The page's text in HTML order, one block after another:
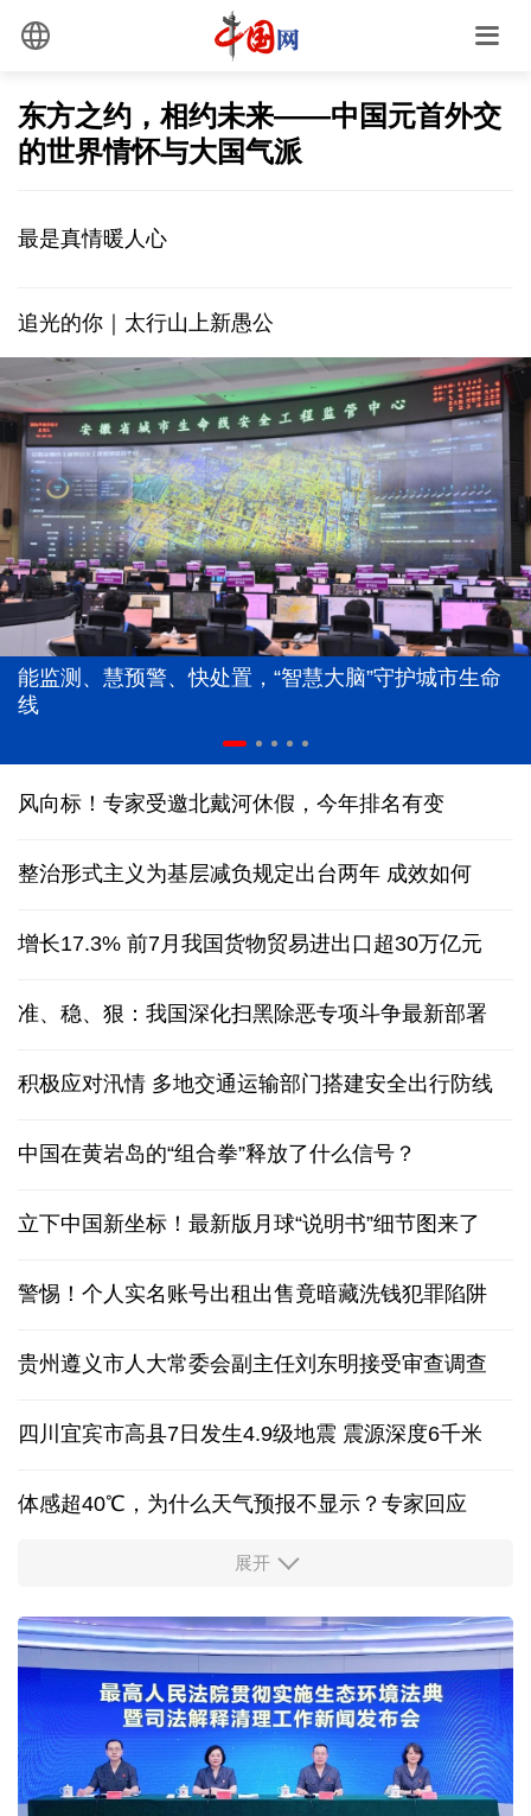
东方之约，相约未来——中国元首外交
的世界情怀与大国气派
最是真情暖人心
“以天下之利为利”
追光的你｜太行山上新愚公
“家事”与“国事”
红山文化新发掘持续补全中华文明实证链条
风向标！专家受邀北戴河休假，今年排名有变
整治形式主义为基层减负规定出台两年 成效如何
增长17.3% 前7月我国货物贸易进出口超30万亿元
准、稳、狠：我国深化扫黑除恶专项斗争最新部署
积极应对汛情 多地交通运输部门搭建安全出行防线
中国在黄岩岛的“组合拳”释放了什么信号？
立下中国新坐标！最新版月球“说明书”细节图来了
警惕！个人实名账号出租出售竟暗藏洗钱犯罪陷阱
贵州遵义市人大常委会副主任刘东明接受审查调查
四川宜宾市高县7日发生4.9级地震 震源深度6千米
体感超40℃，为什么天气预报不显示？专家回应
服务实体经济 财政金融打出“组合拳”
31省份上半年外贸成绩单出炉 见证产业提质跃迁
比一张A4纸还要薄！我国高端钢材迎来密集突破
让药品更好触达患者 多款新药选择网络平台首发
展开